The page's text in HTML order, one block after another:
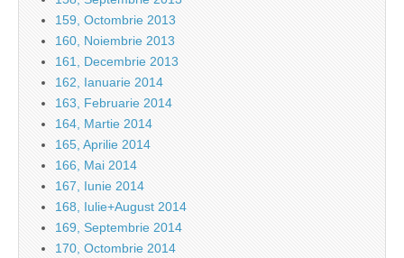
159, Octombrie 2013
160, Noiembrie 2013
161, Decembrie 2013
162, Ianuarie 2014
163, Februarie 2014
164, Martie 2014
165, Aprilie 2014
166, Mai 2014
167, Iunie 2014
168, Iulie+August 2014
169, Septembrie 2014
170, Octombrie 2014